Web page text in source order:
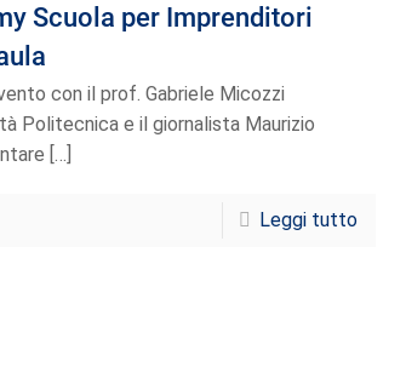
Scuola per Imprenditori
con il prof. Gabriele Micozzi
Politecnica e il giornalista Maurizio
[…]
Leggi tutto